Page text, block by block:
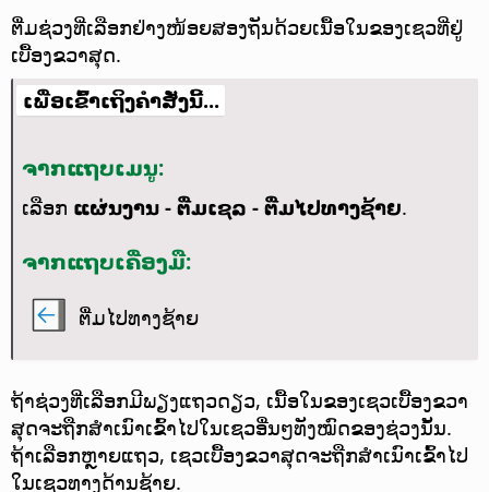
ຕື່ມຊ່ວງທີ່ເລືອກຢ່າງໜ້ອຍສອງຖັນດ້ວຍເນື້ອໃນຂອງເຊວທີ່ຢູ່
ເບື້ອງຂວາສຸດ.
ເພື່ອເຂົ້າເຖິງຄຳສັ່ງນີ້...
ຈາກແຖບເມນູ:
ເລືອກ ແຜ່ນງານ - ຕື່ມເຊລ - ຕື່ມໄປທາງຊ້າຍ.
ຈາກແຖບເຄື່ອງມື:
ຕື່ມໄປທາງຊ້າຍ
ຖ້າຊ່ວງທີ່ເລືອກມີພຽງແຖວດຽວ, ເນື້ອໃນຂອງເຊວເບື້ອງຂວາ
ສຸດຈະຖືກສຳເນົາເຂົ້າໄປໃນເຊວອື່ນໆທັງໝົດຂອງຊ່ວງນັ້ນ.
ຖ້າເລືອກຫຼາຍແຖວ, ເຊວເບື້ອງຂວາສຸດຈະຖືກສຳເນົາເຂົ້າໄປ
ໃນເຊວທາງດ້ານຊ້າຍ.